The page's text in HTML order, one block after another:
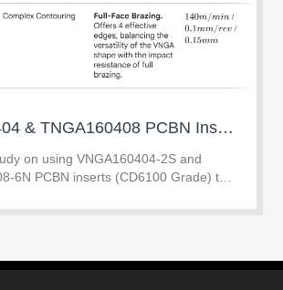
VNGA160404 & TNGA160408 PCBN Inserts: Mirror Finish on SUJ2 HRC 60-63
on using VNGA160404-2S and
6N PCBN inserts (CD6100 Grade) to
to replace grinding with hard turning